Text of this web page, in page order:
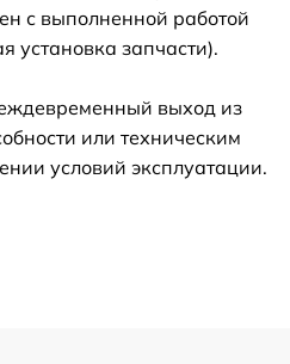
с выполненной работой
установка запчасти).
выход из
или техническим
условий эксплуатации.